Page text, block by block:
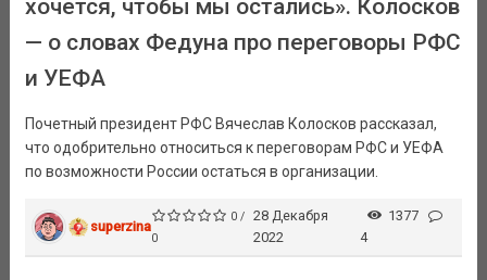
хочется, чтобы мы остались». Колосков
— о словах Федуна про переговоры РФС
и УЕФА
Почетный президент РФС Вячеслав Колосков рассказал,
что одобрительно относиться к переговорам РФС и УЕФА
по возможности России остаться в организации.
superzina
0 /
0
28 Декабря
2022
1377
4